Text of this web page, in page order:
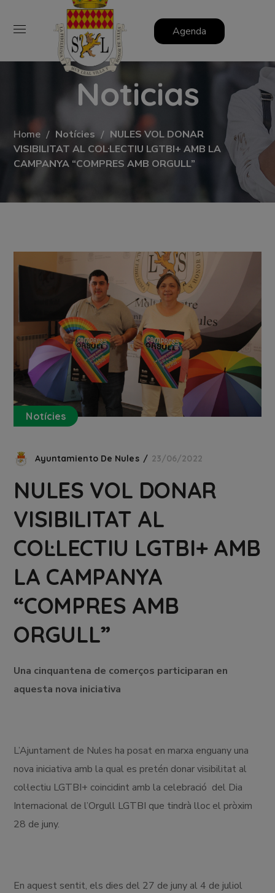
Agenda
Noticias
Home Notícies
NULES VOL DONAR
VISIBILITAT AL COL·LECTIU LGTBI+ AMB LA
CAMPANYA “COMPRES AMB ORGULL”
Notícies
Ayuntamiento De Nules 23/06/2022
NULES VOL DONAR
VISIBILITAT AL
COL·LECTIU LGTBI+ AMB
LA CAMPANYA
“COMPRES AMB
ORGULL”
Una cinquantena de comerços participaran en
aquesta nova iniciativa
L’Ajuntament de Nules ha posat en marxa enguany una
nova iniciativa amb la qual es pretén donar visibilitat al
col·lectiu LGTBI+ coincidint amb la celebració del Dia
Internacional de l’Orgull LGTBI que tindrà lloc el pròxim
28 de juny.
En aquest sentit, els dies del 27 de juny al 4 de juliol